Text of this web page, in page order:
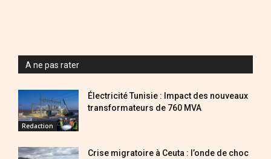
A ne pas rater
Redaction
Électricité Tunisie : Impact des nouveaux
transformateurs de 760 MVA
Crise migratoire à Ceuta : l’onde de choc